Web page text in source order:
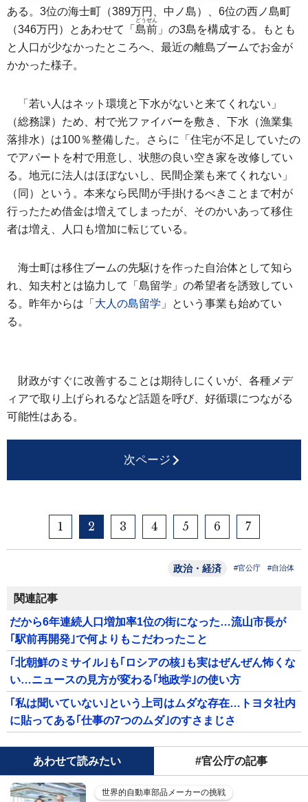
ある。3位の海士町（389万円、中ノ島）、6位の西ノ島町
（346万円）とあわせて「 島前
どうぜん
」の3島を構成する。もとも
と人口が少なかったところへ、最近の離島ブームでお金が
かかった様子。
「若い人はネット環境と下水がないと来てくれない」
（総務課）ため、村で光ファイバーを敷き、下水（漁業集
落排水）は100％整備した。さらに「住宅が不足していたの
でアパートを村で用意し、状態の良い空き家を改修してい
る。地元に法人はほぼないし、民間企業も来てくれない」
（同）という。本来なら民間が手掛けるべきことまで村が
行ったため借金は増えてしまったが、そのかいあって移住
者は増え、人口も増加に転じている。
海士町は移住ブームの先駆けを作った自治体として知ら
れ、知夫村とは協力して「島留学」の希望者を誘致してい
る。昨年からは「 大人の島留学 」という事業も始めてい
る。
財政がすぐに改善することは期待しにくいが、各種メデ
ィアで取り上げられるなど話題を呼び、好循環につながる
可能性はある。
次ページ
1 2 3 4 5 6 7
政治・経済 #官公庁 #自治体
関連記事
だから6年連続人口増加率1位の街になった…流山市長が
｢駅前再開発｣で何よりもこだわったこと
｢北朝鮮のミサイル｣も｢ロシアの核｣も実はぜんぜん怖くな
い…ニュースの見方が変わる｢地政学｣の使い方
｢私は聞いていない｣という上司はムダな存在…トヨタ社内
に貼ってある｢仕事の7つのムダ｣のすさまじさ
あわせて読みたい #官公庁の記事
世界的自動車部品メーカーの挑戦